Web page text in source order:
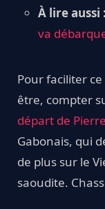
À lire aussi :
va
Pour faciliter
être, compter
départ de
Gabonais, qui
de plus sur le
saoudite.